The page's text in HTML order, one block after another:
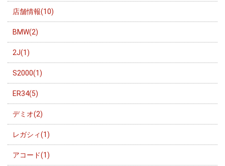
店舗情報(10)
BMW(2)
2J(1)
S2000(1)
ER34(5)
デミオ(2)
レガシィ(1)
アコード(1)